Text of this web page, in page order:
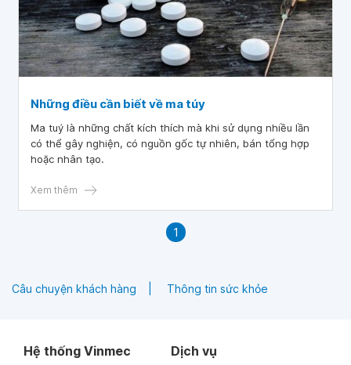
Những điều cần biết về ma túy
Ma tuý là những chất kích thích mà khi sử dụng nhiều lần
có thể gây nghiện, có nguồn gốc tự nhiên, bán tổng hợp
hoặc nhân tạo.
Xem thêm
1
Câu chuyện khách hàng Thông tin sức khỏe
Hệ thống Vinmec Dịch vụ